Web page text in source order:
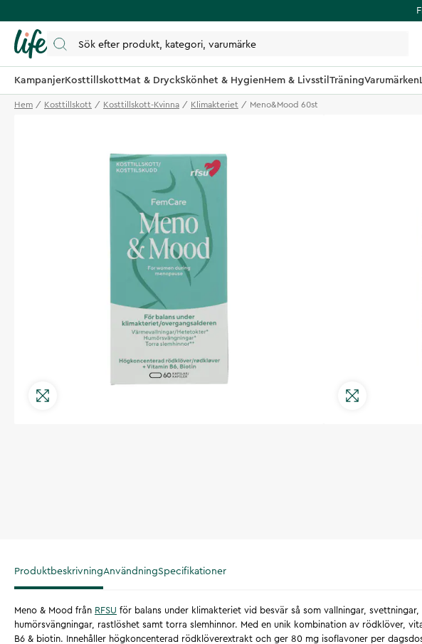
KampanjerKosttillskottMat & DryckSkönhet & HygienHem & Livsstil TräningVarumärken
Hem Kosttillskott Kosttillskott-Kvinna Klimakteriet Meno&Mood 60st
ProduktbeskrivningAnvändningSpecifikationer
Meno & Mood från RFSU för balans under klimakteriet vid besvär så som vallningar, svettningar,
humörsvängningar, rastlöshet samt torra slemhinnor. Med en unik kombination av rödklöver,
B6 & biotin. Innehåller högkoncenterad rödklöverextrakt och ger 80 mg isoflavoner per